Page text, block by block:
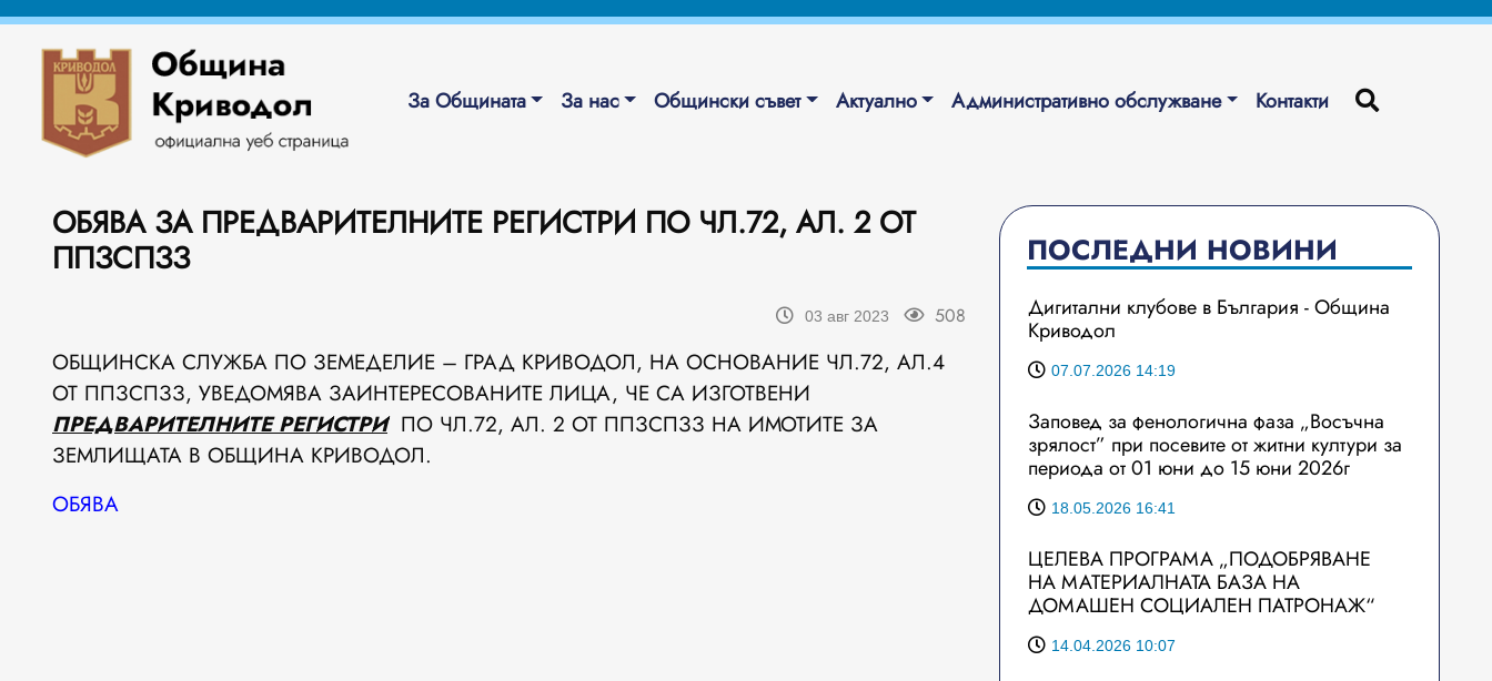
За Общината За нас Общински съвет Актуално Административно обслужване Контакти
ОБЯВА ЗА ПРЕДВАРИТЕЛНИТЕ РЕГИСТРИ ПО ЧЛ.72, АЛ. 2 ОТ
ППЗСПЗЗ
03 авг 2023 508
ОБЩИНСКА СЛУЖБА ПО ЗЕМЕДЕЛИЕ – ГРАД КРИВОДОЛ, НА ОСНОВАНИЕ ЧЛ.72, АЛ.4
ОТ ППЗСПЗЗ, УВЕДОМЯВА ЗАИНТЕРЕСОВАНИТЕ ЛИЦА, ЧЕ СА ИЗГОТВЕНИ
ПРЕДВАРИТЕЛНИТЕ РЕГИСТРИПО ЧЛ.72, АЛ. 2 ОТ ППЗСПЗЗ НА ИМОТИТЕ ЗА
ЗЕМЛИЩАТА В ОБЩИНА КРИВОДОЛ.
ОБЯВА
ПОСЛЕДНИ НОВИНИ
Дигитални клубове в България - Община
Криводол
07.07.2026 14:19
Заповед за фенологична фаза „Восъчна
зрялост” при посевите от житни култури за
периода от 01 юни до 15 юни 2026г
18.05.2026 16:41
ЦЕЛЕВА ПРОГРАМА „ПОДОБРЯВАНЕ
НА МАТЕРИАЛНАТА БАЗА НА
ДОМАШЕН СОЦИАЛЕН ПАТРОНАЖ“
14.04.2026 10:07